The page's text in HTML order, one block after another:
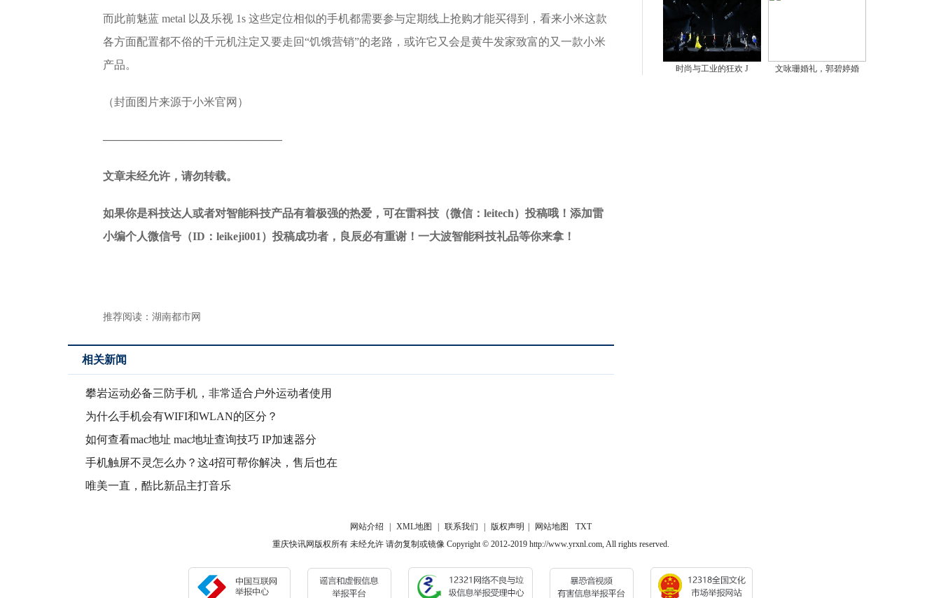
而此前魅蓝 metal 以及乐视 1s 这些定位相似的手机都需要参与定期线上抢购才能买得到，看来小米这款
各方面配置都不俗的千元机注定又要走回“饥饿营销”的老路，或许它又会是黄牛发家致富的又一款小米
产品。
（封面图片来源于小米官网）
————————————————
文章未经允许，请勿转载。
如果你是科技达人或者对智能科技产品有着极强的热爱，可在雷科技（微信：leitech）投稿哦！添加雷
小编个人微信号（ID：leikeji001）投稿成功者，良辰必有重谢！一大波智能科技礼品等你来拿！
推荐阅读： 湖南都市网
相关新闻
攀岩运动必备三防手机，非常适合户外运动者使用
的智能手
为什么手机会有WIFI和WLAN的区分？
如何查看mac地址 mac地址查询技巧 IP加速器分
手机触屏不灵怎么办？这4招可帮你解决，售后也在
用哦！
唯美一直，酷比新品主打音乐
时尚与工业的狂欢 J 文咏珊婚礼，郭碧婷婚
网站介绍 XML地图 联系我们 版权声明 网站地图
TXT
重庆快讯网版权所有 未经允许 请勿复制或镜像 Copyright © 2012-2019 http://www.yrxnl.com, All rights reserved.